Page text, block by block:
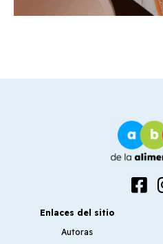
Enlaces del sitio
Autoras